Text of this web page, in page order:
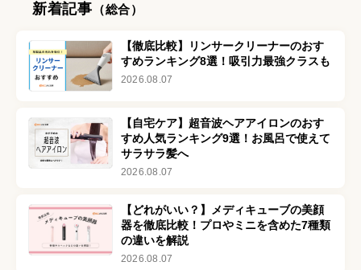
新着記事 （総合）
【徹底比較】リンサークリーナーのおす
すめランキング8選！吸引力最強クラスも
2026.08.07
【自宅ケア】超音波ヘアアイロンのおす
すめ人気ランキング9選！お風呂で使えて
サラサラ髪へ
2026.08.07
【どれがいい？】メディキューブの美顔
器を徹底比較！プロやミニを含めた7種類
の違いを解説
2026.08.07